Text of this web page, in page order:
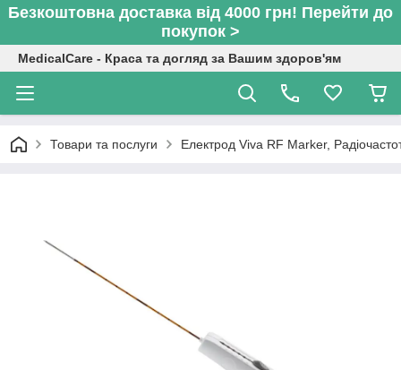
Безкоштовна доставка від 4000 грн! Перейти до
покупок >
MedicalCare - Краса та догляд за Вашим здоров'ям
Товари та послуги Електрод Viva RF Marker,